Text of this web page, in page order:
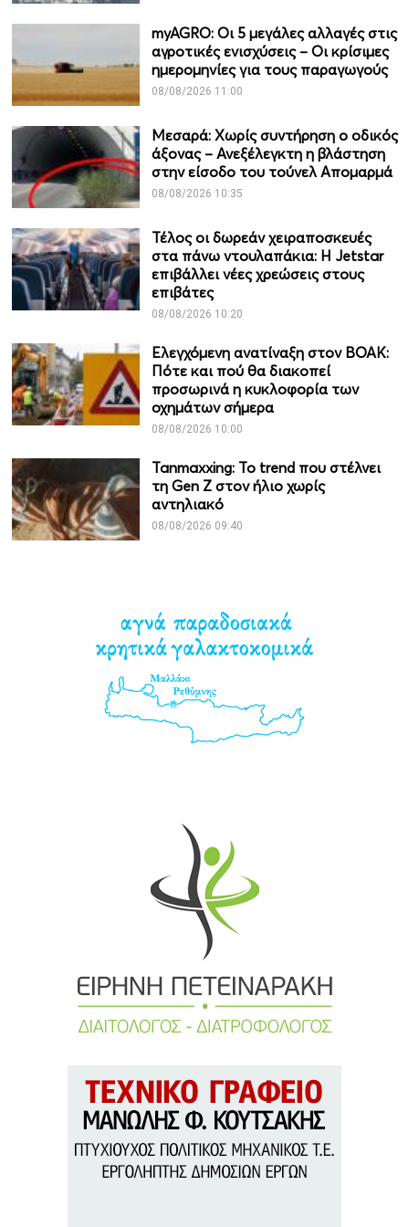
myAGRO: Οι 5 μεγάλες αλλαγές στις
αγροτικές ενισχύσεις – Οι κρίσιμες
ημερομηνίες για τους παραγωγούς
08/08/2026 11:00
Μεσαρά: Χωρίς συντήρηση ο οδικός
άξονας – Ανεξέλεγκτη η βλάστηση
στην είσοδο του τούνελ Απομαρμά
08/08/2026 10:35
Τέλος οι δωρεάν χειραποσκευές
στα πάνω ντουλαπάκια: Η Jetstar
επιβάλλει νέες χρεώσεις στους
επιβάτες
08/08/2026 10:20
Ελεγχόμενη ανατίναξη στον ΒΟΑΚ:
Πότε και πού θα διακοπεί
προσωρινά η κυκλοφορία των
οχημάτων σήμερα
08/08/2026 10:00
Tanmaxxing: To trend που στέλνει
τη Gen Z στον ήλιο χωρίς
αντηλιακό
08/08/2026 09:40